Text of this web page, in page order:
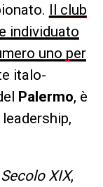
Il club
individuato
uno per
italo-
Palermo, è
XIX,